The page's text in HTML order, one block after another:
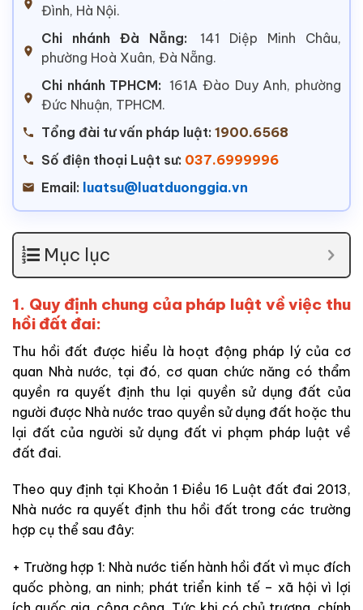
Đình, Hà Nội.
Chi nhánh Đà Nẵng:
141 Diệp Minh Châu,
phường Hoà Xuân, Đà Nẵng.
Chi nhánh TPHCM: 161A Đào Duy Anh, phường
Đức Nhuận, TPHCM.
Tổng đài tư vấn pháp luật: 1900.6568
Số điện thoại Luật sư: 037.6999996
Email: luatsu@luatduonggia.vn
Mục lục
1. Quy định chung của pháp luật về việc thu
hồi đất đai:
Thu hồi đất được hiểu là hoạt động pháp lý của cơ
quan Nhà nước, tại đó, cơ quan chức năng có thẩm
quyền ra quyết định thu lại quyền sử dụng đất của
người được Nhà nước trao quyền sử dụng đất hoặc thu
lại đất của người sử dụng đất vi phạm pháp luật về
đất đai.
Theo quy định tại Khoản 1 Điều 16 Luật đất đai 2013,
Nhà nước ra quyết định thu hồi đất trong các trường
hợp cụ thể sau đây:
+ Trường hợp 1: Nhà nước tiến hành hồi đất vì mục đích
quốc phòng, an ninh; phát triển kinh tế – xã hội vì lợi